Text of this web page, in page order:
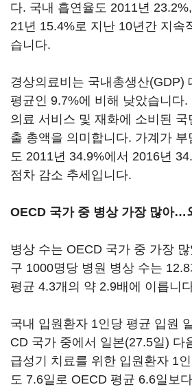
다. 국내 흡연율도 2011년
21년 15.4%로 지난 10년간 지속
습니다.
경상의료비는 국내총생산(GDP)
평균인 9.7%에 비해 낮았습니다.
의료 서비스 및 재화에 소비된 국
출 총액을 의미합니다. 가계가
도 2011년 34.9%에서 2016년
점차 감소 추세입니다.
OECD 국가 중 병상 가장 많아…
병상 수는 OECD 국가 중 가장
구 1000명당 병원 병상 수는
평균 4.3개의 약 2.9배에 이릅니
국내 입원환자 1인당 평균 입원
CD 국가 중에서 일본(27.5일) 다
급성기 치료를 위한 입원환자 1
도 7.6일로 OECD 평균 6.6일보